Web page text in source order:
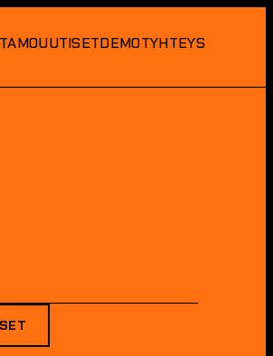
UUTISETDEMOTYHTEYS